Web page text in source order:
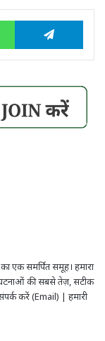
WhatsApp
एक समर्पित समूह। हमारा
घटनाओं की सबसे तेज़, सटीक
करें (Email) | हमारी